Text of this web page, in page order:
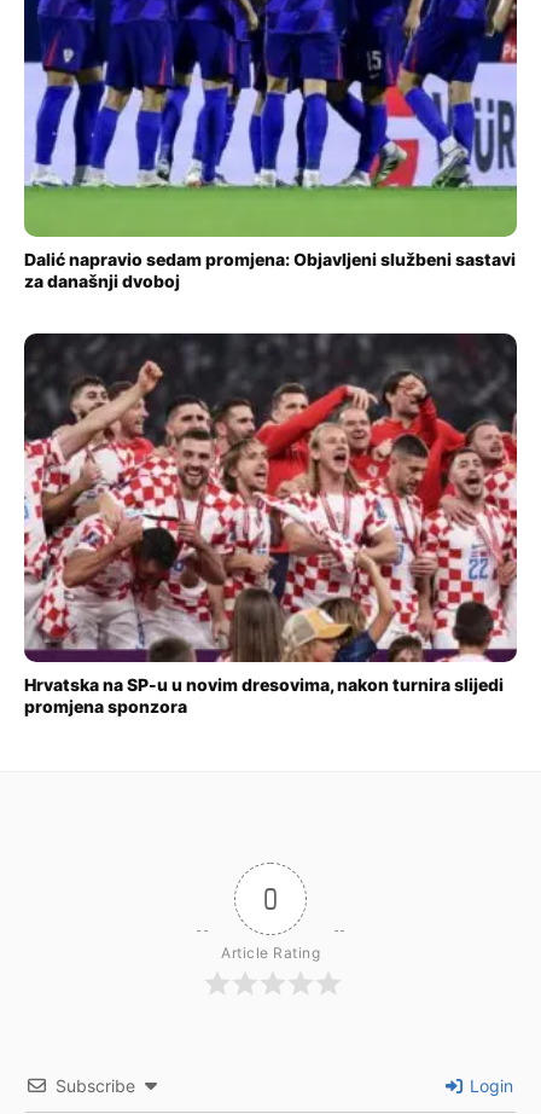
Dalić napravio sedam promjena: Objavljeni službeni sastavi
za današnji dvoboj
Hrvatska na SP-u u novim dresovima, nakon turnira slijedi
promjena sponzora
0
Article Rating
Subscribe Login